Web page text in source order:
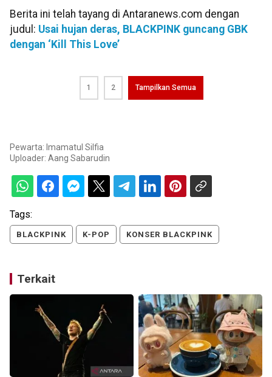
Berita ini telah tayang di Antaranews.com dengan
judul: Usai hujan deras, BLACKPINK guncang GBK
dengan ‘Kill This Love’
1 2 Tampilkan Semua
Pewarta: Imamatul Silfia
Uploader: Aang Sabarudin
Tags:
BLACKPINK K-POP KONSER BLACKPINK
Terkait